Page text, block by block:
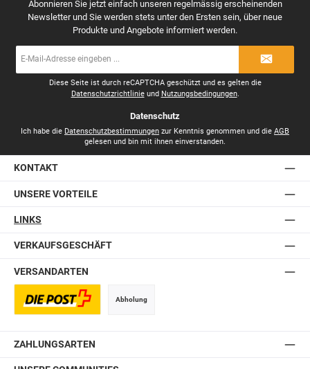
Abonnieren Sie jetzt einfach unseren regelmässig erscheinenden
Newsletter und Sie werden stets unter den Ersten sein, über neue
Produkte und Angebote informiert werden.
Mail-
Diese Seite ist durch reCAPTCHA geschützt und es gelten die
Datenschutzrichtlinieund Nutzungsbedingungen.
Datenschutz
Ich habe die Datenschutzbestimmungen zur Kenntnis genommen und die AGB
gelesen und bin mit ihnen einverstanden.
KONTAKT
UNSERE VORTEILE
LINKS
VERKAUFSGESCHÄFT
VERSANDARTEN
Abholung
ZAHLUNGSARTEN